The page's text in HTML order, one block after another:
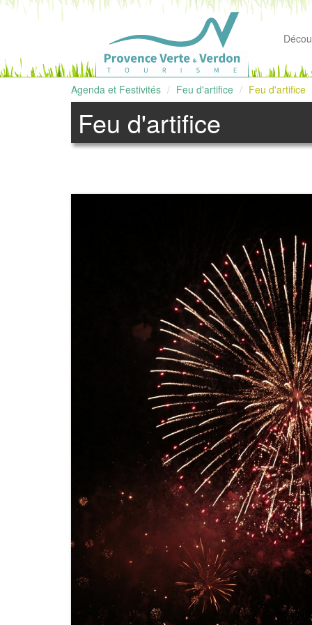
Agenda et Festivités Feu d'artifice Feu d'artifice
Feu d'artifice